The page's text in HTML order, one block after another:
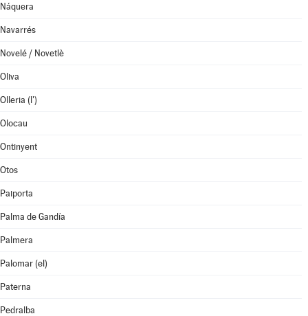
Náquera
Navarrés
Novelé / Novetlè
Oliva
Olleria (l')
Olocau
Ontinyent
Otos
Paiporta
Palma de Gandía
Palmera
Palomar (el)
Paterna
Pedralba